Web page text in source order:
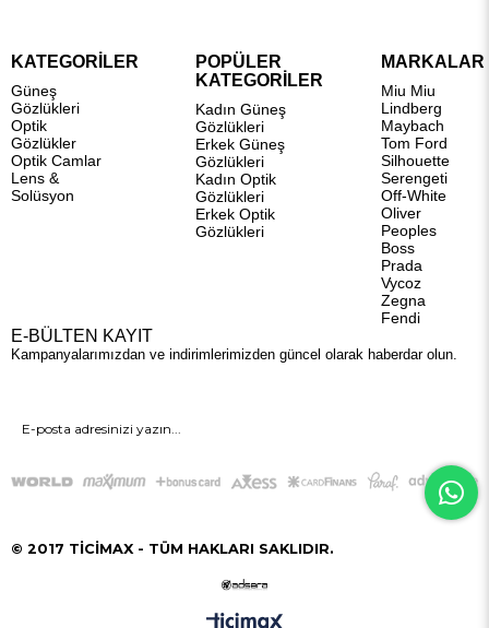
KATEGORİLER
Güneş
Gözlükleri
Optik
Gözlükler
Optik Camlar
Lens &
Solüsyon
POPÜLER
KATEGORİLER
Kadın Güneş
Gözlükleri
Erkek Güneş
Gözlükleri
Kadın Optik
Gözlükleri
Erkek Optik
Gözlükleri
MARKALAR
Miu Miu
Lindberg
Maybach
Tom Ford
Silhouette
Serengeti
Off-White
Oliver
Peoples
Boss
Prada
Vycoz
Zegna
Fendi
E-BÜLTEN KAYIT
Kampanyalarımızdan ve indirimlerimizden güncel olarak haberdar olun.
GÖNDER
© 2017 TİCİMAX - TÜM HAKLARI SAKLIDIR.